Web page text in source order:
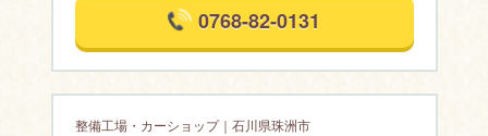
0768-82-0131
整備工場・カーショップ｜石川県珠洲市